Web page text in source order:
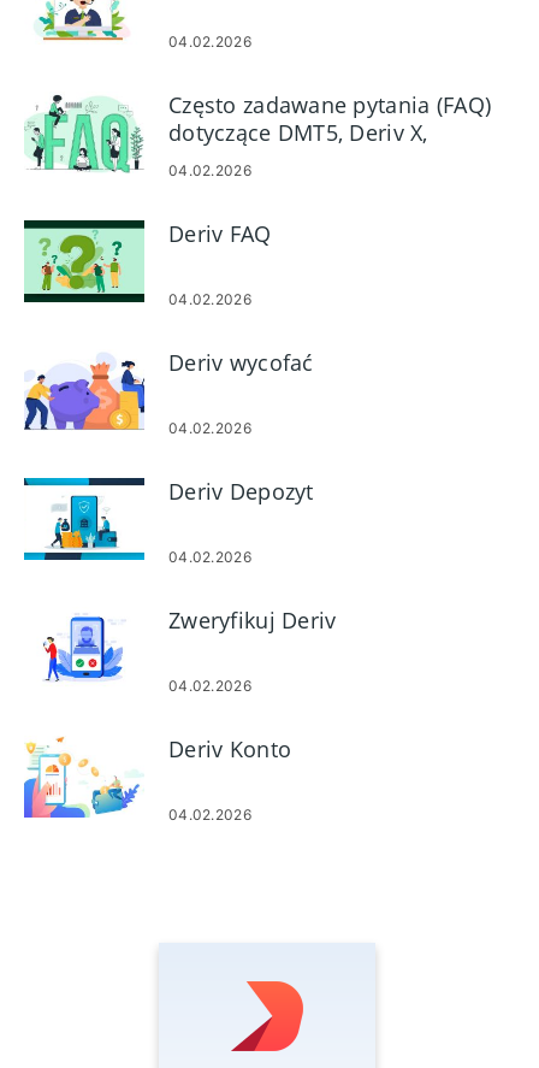
04.02.2026
Często zadawane pytania (FAQ)
dotyczące DMT5, Deriv X,
Dtrader, DBot in Deive
04.02.2026
Deriv FAQ
04.02.2026
Deriv wycofać
04.02.2026
Deriv Depozyt
04.02.2026
Zweryfikuj Deriv
04.02.2026
Deriv Konto
04.02.2026